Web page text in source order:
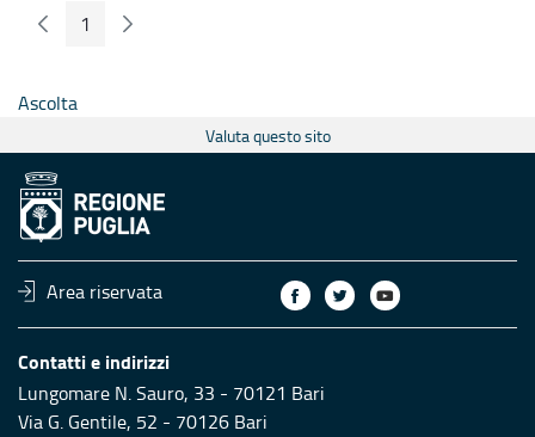
Pagina Precedente
Pagina
1 Pagina Seguente
Ascolta
Valuta questo sito
Area riservata
Contatti e indirizzi
Lungomare N. Sauro, 33 - 70121 Bari
Via G. Gentile, 52 - 70126 Bari